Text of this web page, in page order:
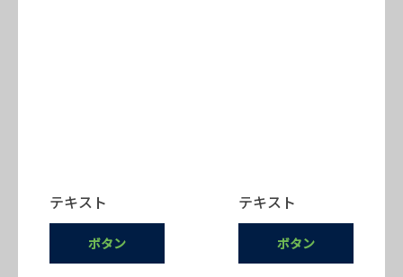
テキスト
ボタン
テキスト
ボタン